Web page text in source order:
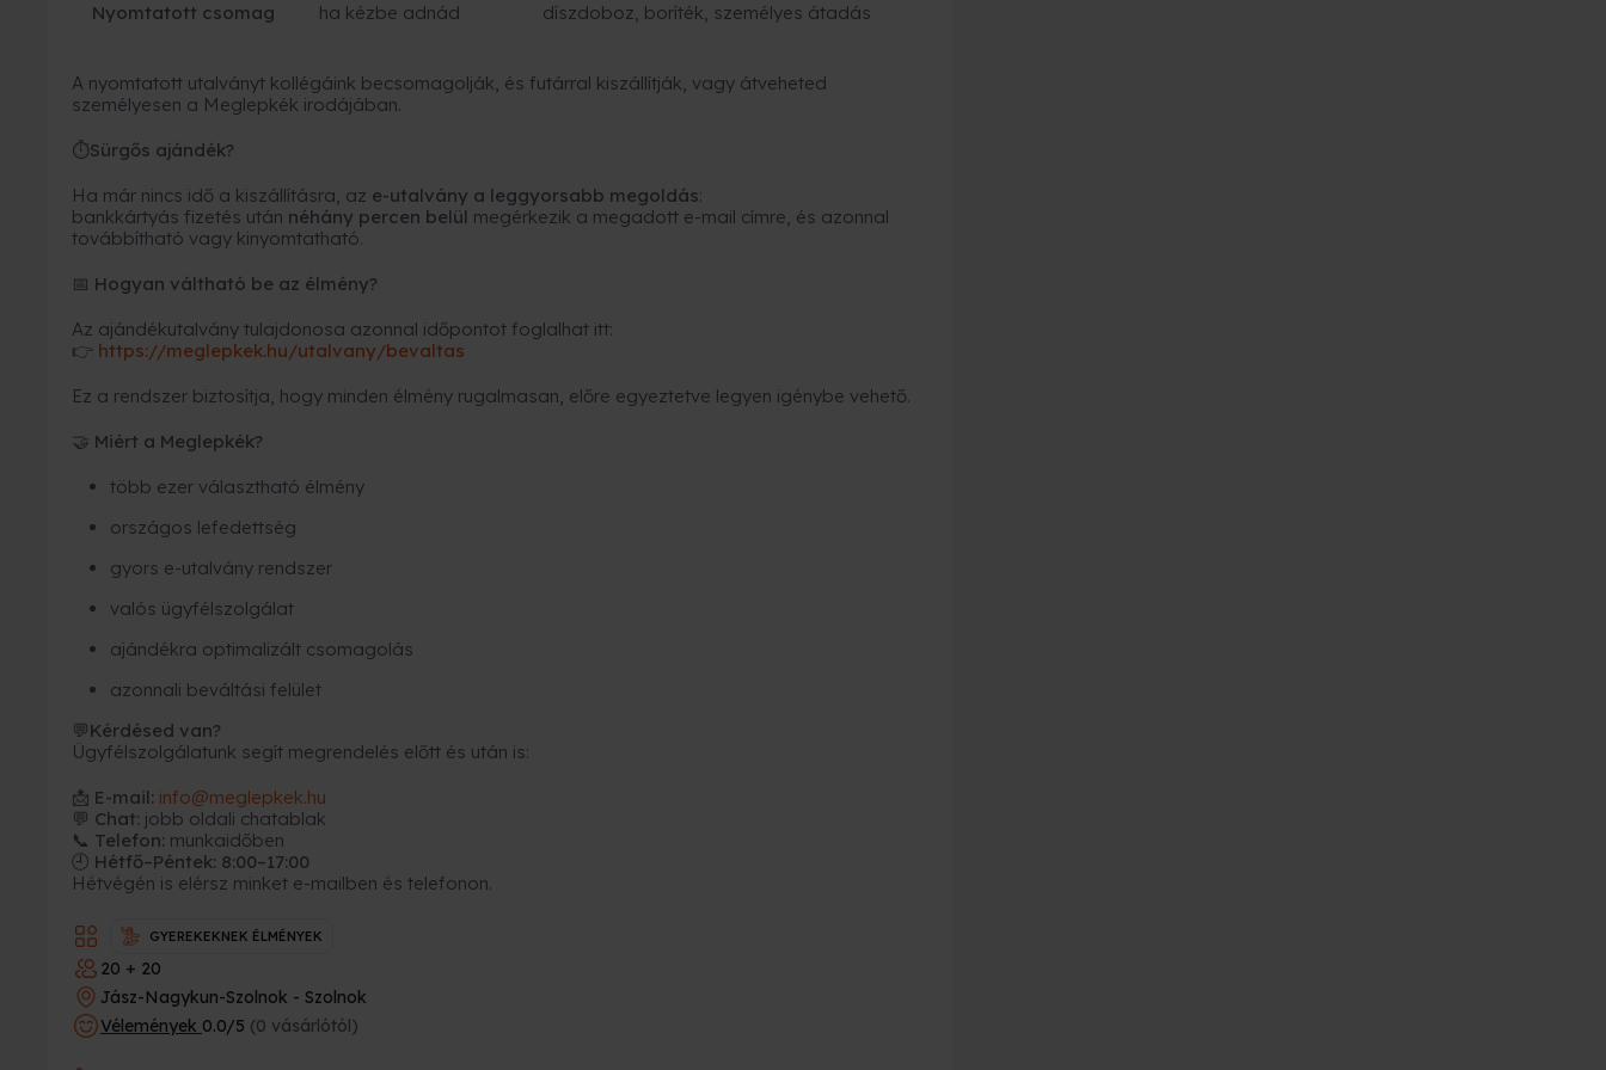
Nyomtatott csomag
ha kézbe adnád díszdoboz, boríték, személyes átadás
A nyomtatott utalványt kollégáink becsomagolják, és futárral kiszállítják, vagy átveheted
személyesen a Meglepkék irodájában.
⏱Sürgős ajándék?
Ha már nincs idő a kiszállításra, az e-utalvány a leggyorsabb megoldás:
bankkártyás fizetés után néhány percen belül megérkezik a megadott e-mail címre, és azonnal
továbbítható vagy kinyomtatható.
📅 Hogyan váltható be az élmény?
Az ajándékutalvány tulajdonosa azonnal időpontot foglalhat itt:
👉 https://meglepkek.hu/utalvany/bevaltas
Ez a rendszer biztosítja, hogy minden élmény rugalmasan, előre egyeztetve legyen igénybe vehető.
🤝 Miért a Meglepkék?
több ezer választható élmény
országos lefedettség
gyors e-utalvány rendszer
valós ügyfélszolgálat
ajándékra optimalizált csomagolás
azonnali beváltási felület
💬Kérdésed van?
Ügyfélszolgálatunk segít megrendelés előtt és után is:
📩 E-mail: info@meglepkek.hu
💬 Chat: jobb oldali chatablak
📞 Telefon: munkaidőben
🕘 Hétfő–Péntek: 8:00–17:00
Hétvégén is elérsz minket e-mailben és telefonon.
GYEREKEKNEK ÉLMÉNYEK
20 + 20
Jász-Nagykun-Szolnok - Szolnok
Vélemények 0.0/5 (0 vásárlótól)